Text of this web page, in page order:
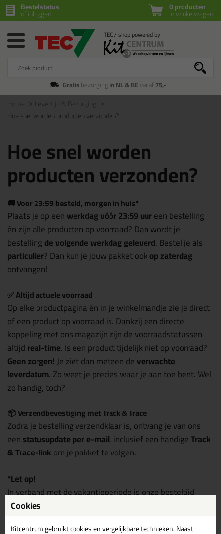
0 producten
in winkelwagen
Bestelstatus
of inloggen
Gratisbezorging in NL & BEvanaf75,-
Hoe snel worden producten verzonden?
Hoe snel worden
producten verzonden?
🚚 Voor 23:59 besteld, morgen in huis*
Plaats je op eenwerkdag vóór 23:59 uureen bestelling
én zijn alle producten op voorraad? Dan wordt je
bestellingde volgende werkdag geleverd. Bestel je als
particulier? Dan kun je jouw pakket ookop zaterdag
ontvangen!
✅ Altijd actuele voorraad
Op elke productpagina én in je winkelmandje zie je direct
of een product op voorraad is. Dankzij een directe
koppeling met ons magazijn zijn de voorraadstatussen
altijdreal-time. Is een product tijdelijk niet op voorraad?
Geen zorgen!Je ziet dan meteen deverwachte
leverdatum. Zo weet je precies waar je aan toe bent. Wel
zo handig, toch?
📦 Verzendbevestiging met Track & Trace
Zodra je bestelling verzendklaar is, ontvang je van ons
eenstatusupdate per e-mail, inclusief een handigeTrack
& Trace-linkom je pakket te volgen.
*Let op!
In verband met de vakantieperiode is onze besteltijd
tijdelijk aangepast. Bestellingen die op werkdagen vóór
Cookies
Kitcentrum gebruikt cookies en vergelijkbare technieken. Naast